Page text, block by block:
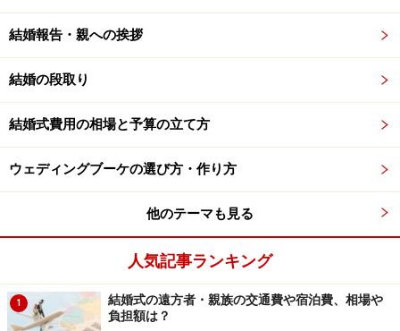
結婚報告・親への挨拶
結婚の段取り
結婚式費用の相場と予算の立て方
ウェディングブーケの選び方・作り方
他のテーマも見る
人気記事ランキング
1
結婚式の遠方者・親族の交通費や宿泊費、相場や
負担額は？